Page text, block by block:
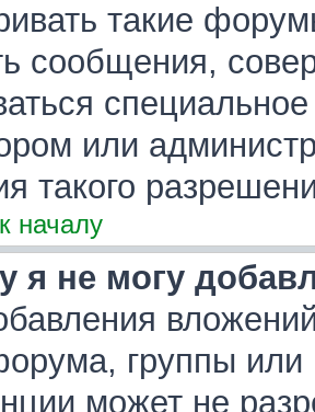
такие
сообщения,
или
такого
началу
я не могу
группы или
может не